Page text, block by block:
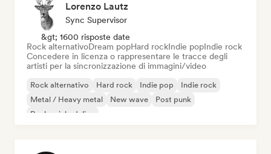
Lorenzo Lautz
Sync Supervisor
&gt; 1600 risposte date
Rock alternativoDream popHard rockIndie popIndie rock
Concedere in licenza o rappresentare le tracce degli
artisti per la sincronizzazione di immagini/video
Rock alternativo Hard rock Indie pop
Indie rock
Metal / Heavy metal
New wave
Post punk
Rock psichedelico